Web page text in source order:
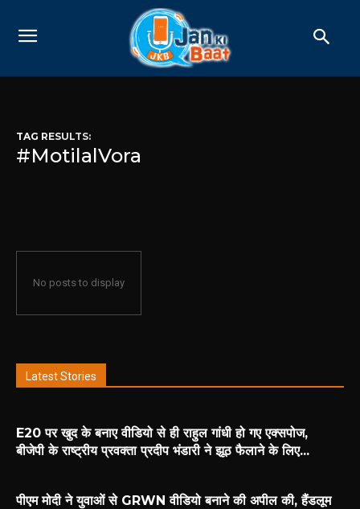
TAG RESULTS:
#MotilalVora
No posts to display
Latest Stories
E20 पर खुद के बनाए वीडियो से ही राहुल गांधी हो गए एक्सपोज,
बीजेपी के राष्ट्रीय प्रवक्ता प्रदीप भंडारी ने झूठ फैलाने के लिए...
पीएम मोदी ने युवाओं से GRWN वीडियो बनाने की अपील की, हैंडलूम